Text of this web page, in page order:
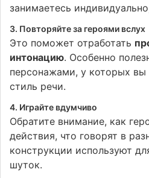
занимаетесь
3. Повторяйте за героями вслух
Это поможет отработать
интонацию. Особенно
персонажами, у которых вы
стиль речи.
4. Играйте вдумчиво
Обратите внимание, как
действия, что говорят в
конструкции используют
шуток.